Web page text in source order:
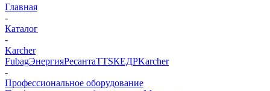
Главная
-
Каталог
-
Karcher
FubagЭнергияРесантаTTSКЕДРKarcher
-
Профессиональное оборудование